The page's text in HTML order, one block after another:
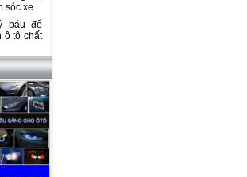
sóc xe
báu để
ô tô chất